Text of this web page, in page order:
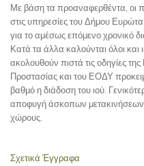
Με βάση τα προαναφερθέντα, οι
στις υπηρεσίες του Δήμου
για το αμέσως επόμενο χρονικό
Κατά τα άλλα καλούνται όλοι και
ακολουθούν πιστά τις οδηγίες της
Προστασίας και του ΕΟΔΥ
βαθμό η διάδοση του ιού.
αποφυγή άσκοπων μετακινήσεων
χώρους.
Σχετικά Έγγραφα